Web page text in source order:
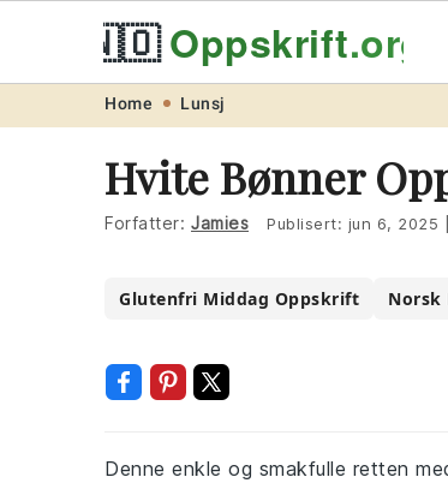
navigation
content
🇳🇴Oppskrift.org
Home Lunsj
Hvite Bønner
Forfatter: Jamies Publisert: jun 6, 2025
Glutenfri Middag Oppskrift Norsk
Denne enkle og smakfulle retten